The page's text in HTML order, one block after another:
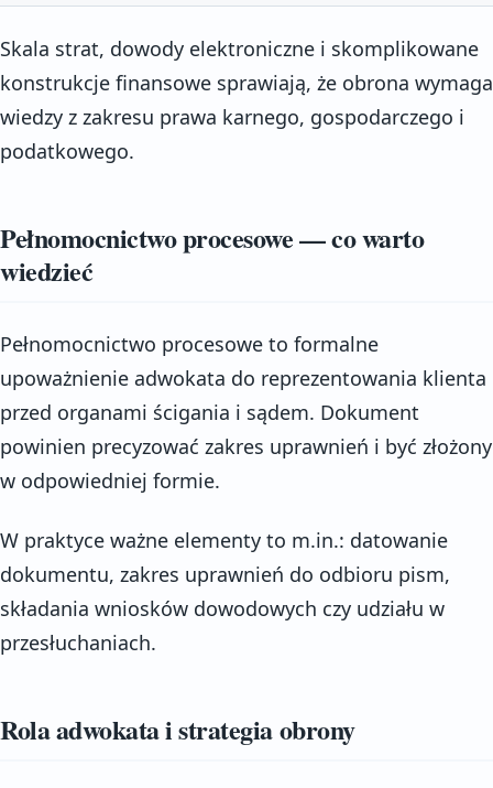
Skala strat, dowody elektroniczne i skomplikowane
konstrukcje finansowe sprawiają, że obrona wymaga
wiedzy z zakresu prawa karnego, gospodarczego i
podatkowego.
Pełnomocnictwo procesowe — co warto
wiedzieć
Pełnomocnictwo procesowe to formalne
upoważnienie adwokata do reprezentowania klienta
przed organami ścigania i sądem. Dokument
powinien precyzować zakres uprawnień i być złożony
w odpowiedniej formie.
W praktyce ważne elementy to m.in.: datowanie
dokumentu, zakres uprawnień do odbioru pism,
składania wniosków dowodowych czy udziału w
przesłuchaniach.
Rola adwokata i strategia obrony